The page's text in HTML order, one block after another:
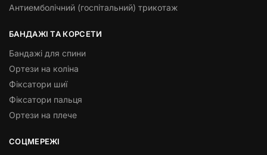
Антиемболічний (госпітальний) трикотаж
БАНДАЖІ ТА КОРСЕТИ
Бандажі для спини
Ортези на коліна
Фіксатори шиї
Фіксатори пальця
Ортези на плече
СОЦМЕРЕЖІ